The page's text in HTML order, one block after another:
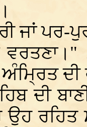
ਜਾਂ ਪਰ-
ਦੀ
ਦੀ
ਰਹਿਤ